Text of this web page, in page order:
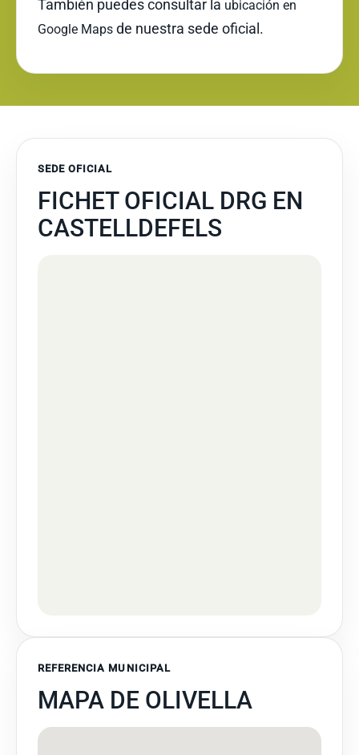
También puedes consultar la ubicación en
Google Maps de nuestra sede oficial.
SEDE OFICIAL
FICHET OFICIAL DRG EN
CASTELLDEFELS
REFERENCIA MUNICIPAL
MAPA DE OLIVELLA